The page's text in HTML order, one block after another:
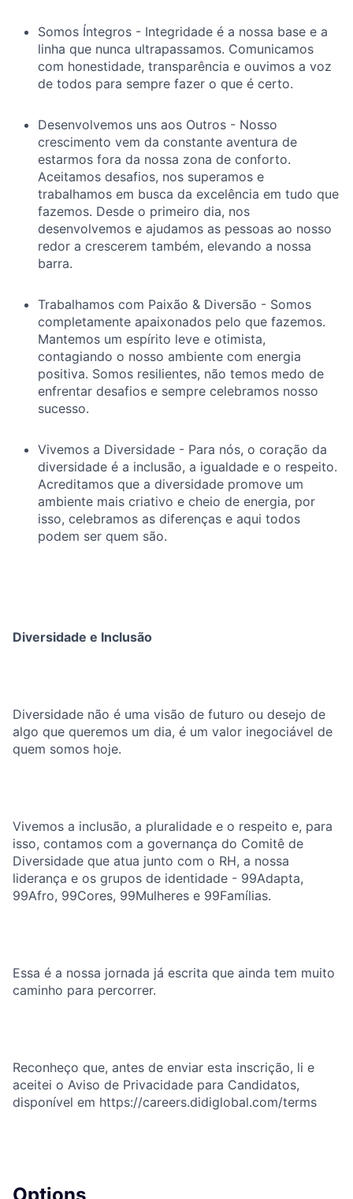
Somos Íntegros - Integridade é a nossa base e a
linha que nunca ultrapassamos. Comunicamos
com honestidade, transparência e ouvimos a voz
de todos para sempre fazer o que é certo.
Desenvolvemos uns aos Outros - Nosso
crescimento vem da constante aventura de
estarmos fora da nossa zona de conforto.
Aceitamos desafios, nos superamos e
trabalhamos em busca da excelência em tudo que
fazemos. Desde o primeiro dia, nos
desenvolvemos e ajudamos as pessoas ao nosso
redor a crescerem também, elevando a nossa
barra.
Trabalhamos com Paixão & Diversão - Somos
completamente apaixonados pelo que fazemos.
Mantemos um espírito leve e otimista,
contagiando o nosso ambiente com energia
positiva. Somos resilientes, não temos medo de
enfrentar desafios e sempre celebramos nosso
sucesso.
Vivemos a Diversidade - Para nós, o coração da
diversidade é a inclusão, a igualdade e o respeito.
Acreditamos que a diversidade promove um
ambiente mais criativo e cheio de energia, por
isso, celebramos as diferenças e aqui todos
podem ser quem são.
Diversidade e Inclusão
Diversidade não é uma visão de futuro ou desejo de
algo que queremos um dia, é um valor inegociável de
quem somos hoje.
Vivemos a inclusão, a pluralidade e o respeito e, para
isso, contamos com a governança do Comitê de
Diversidade que atua junto com o RH, a nossa
liderança e os grupos de identidade - 99Adapta,
99Afro, 99Cores, 99Mulheres e 99Famílias.
Essa é a nossa jornada já escrita que ainda tem muito
caminho para percorrer.
Reconheço que, antes de enviar esta inscrição, li e
aceitei o Aviso de Privacidade para Candidatos,
disponível em https://careers.didiglobal.com/terms